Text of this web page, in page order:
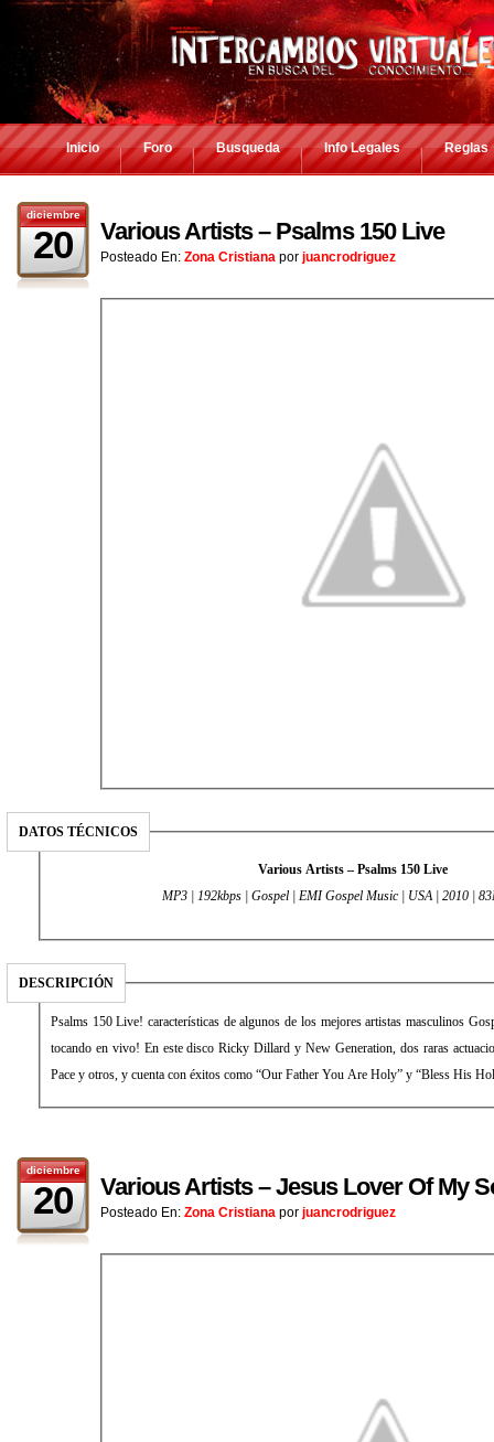
Inicio Foro Busqueda Info Legales Reglas
diciembre
20 Various Artists – Psalms 150 Live
Posteado En: Zona Cristiana por juancrodriguez
DATOS TÉCNICOS
Various Artists – Psalms 150 Live
MP3 | 192kbps | Gospel | EMI Gospel Music | USA | 2010 |
DESCRIPCIÓN
Psalms 150 Live! características de algunos de los mejores artistas masculinos
tocando en vivo! En este disco Ricky Dillard y New Generation, dos raras
Pace y otros, y cuenta con éxitos como “Our Father You Are Holy” y “Bless His
diciembre
20 Various Artists – Jesus Lover Of My
Posteado En: Zona Cristiana por juancrodriguez